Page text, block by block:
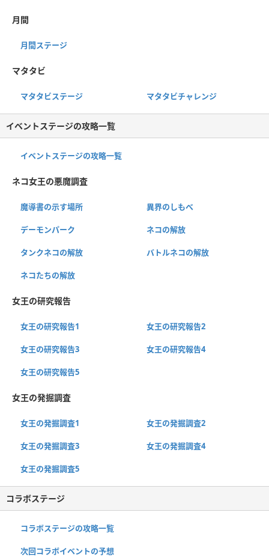
月間
月間ステージ
マタタビ
マタタビステージ マタタビチャレンジ
イベントステージの攻略一覧
イベントステージの攻略一覧
ネコ女王の悪魔調査
魔導書の示す場所 異界のしもべ
デーモンパーク ネコの解放
タンクネコの解放 バトルネコの解放
ネコたちの解放
女王の研究報告
女王の研究報告1 女王の研究報告2
女王の研究報告3 女王の研究報告4
女王の研究報告5
女王の発掘調査
女王の発掘調査1 女王の発掘調査2
女王の発掘調査3 女王の発掘調査4
女王の発掘調査5
コラボステージ
コラボステージの攻略一覧
次回コラボイベントの予想